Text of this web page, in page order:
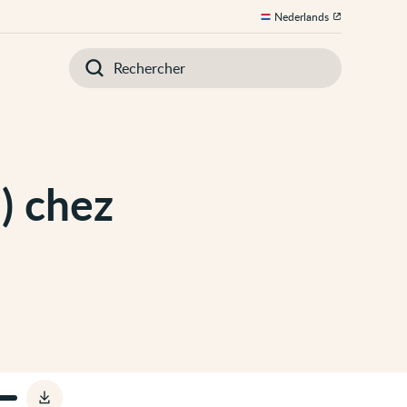
chez
Introduisez
votre
recherche
Nederlands